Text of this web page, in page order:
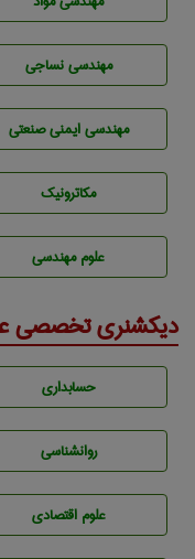
مهندسي نساجی
مهندسی ایمنی صنعتی
مکاترونیک
علوم مهندسی
دیکشنری تخصصی
حسابداری
روانشناسی
علوم اقتصادی